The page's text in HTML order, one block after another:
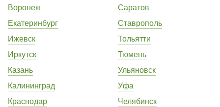
Воронеж
Екатеринбург
Ижевск
Иркутск
Казань
Калининград
Краснодар
Саратов
Ставрополь
Тольятти
Тюмень
Ульяновск
Уфа
Челябинск